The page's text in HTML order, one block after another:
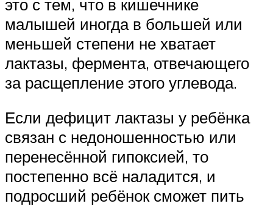
это с тем, что в кишечнике
малышей иногда в большей или
меньшей степени не хватает
лактазы, фермента, отвечающего
за расщепление этого углевода.
Если дефицит лактазы у ребёнка
связан с недоношенностью или
перенесённой гипоксией, то
постепенно всё наладится, и
подросший ребёнок сможет пить